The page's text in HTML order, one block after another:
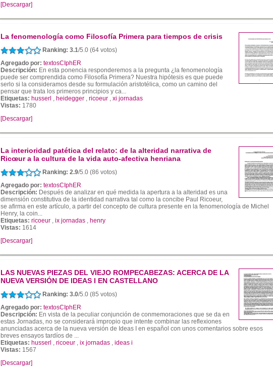
[Descargar]
La fenomenología como Filosofía Primera para tiempos de crisis
Ranking: 3.1/5.0 (64 votos)
Agregado por: textosCIphER
Descripción: En esta ponencia responderemos a la pregunta ¿la fenomenología
puede ser comprendida como Filosofía Primera? Nuestra hipótesis es que puede
serlo si la consideramos desde su formulación aristotélica, como un camino del
pensar que trata los primeros principios y ca...
Etiquetas: husserl , heidegger , ricoeur , xi jornadas
Vistas: 1780
[Descargar]
La interioridad patética del relato: de la alteridad narrativa de
Ricœur a la cultura de la vida auto-afectiva henriana
Ranking: 2.9/5.0 (86 votos)
Agregado por: textosCIphER
Descripción: Después de analizar en qué medida la apertura a la alteridad es una
dimensión constitutiva de la identidad narrativa tal como la concibe Paul Ricoeur,
se afirma en este artículo, a partir del concepto de cultura presente en la fenomenología de Michel
Henry, la coin...
Etiquetas: ricoeur , ix jornadas , henry
Vistas: 1614
[Descargar]
LAS NUEVAS PIEZAS DEL VIEJO ROMPECABEZAS: ACERCA DE LA
NUEVA VERSIÓN DE IDEAS I EN CASTELLANO
Ranking: 3.0/5.0 (85 votos)
Agregado por: textosCIphER
Descripción: En vista de la peculiar conjunción de conmemoraciones que se da en
estas Jornadas, no se considerará impropio que intente combinar las reflexiones
anunciadas acerca de la nueva versión de Ideas I en español con unos comentarios sobre esos
breves ensayos tardíos de ...
Etiquetas: husserl , ricoeur , ix jornadas , ideas i
Vistas: 1567
[Descargar]